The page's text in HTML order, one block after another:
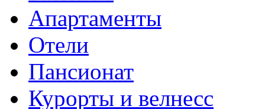
Апартаменты
Отели
Пансионат
Курорты и велнесс